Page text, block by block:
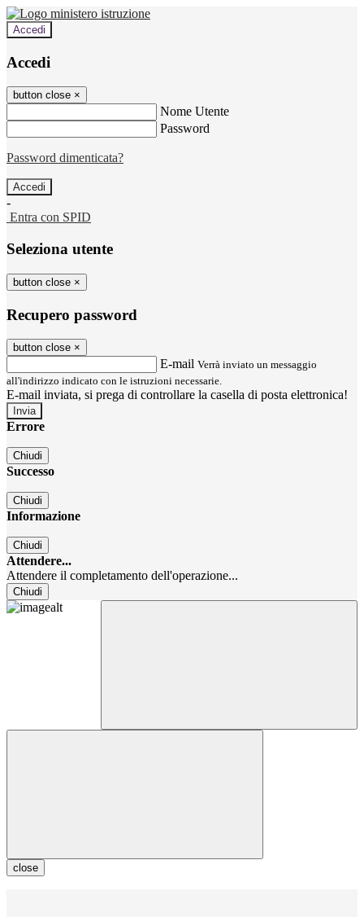
Accedi
Accedi
button close ×
Nome Utente
Password
Password dimenticata?
-
Entra con SPID
Seleziona utente
button close ×
Recupero password
button close ×
E-mail Verrà inviato un messaggio
all'indirizzo indicato con le istruzioni necessarie.
E-mail inviata, si prega di controllare la casella di posta elettronica!
Errore
Chiudi
Successo
Chiudi
Informazione
Chiudi
Attendere...
Attendere il completamento dell'operazione...
Chiudi
close